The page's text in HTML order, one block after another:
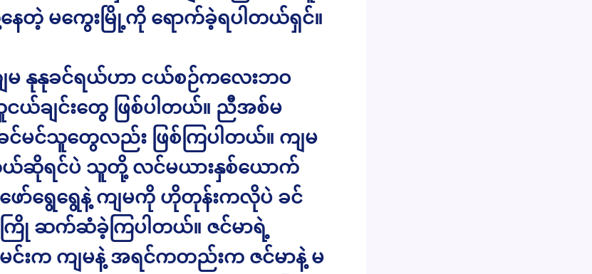
နေတဲ့ မကွေးမြို့ကို ရောက်ခဲ့ရပါတယ်ရှင်။
ျမ နုနုခင်ရယ်ဟာ ငယ်စဉ်ကလေးဘဝ
ချင်းတွေ ဖြစ်ပါတယ်။ ညီအစ်မ
င်မင်သူတွေလည်း ဖြစ်ကြပါတယ်။ ကျမ
ယ်ဆိုရင်ပဲ သူတို့ လင်မယားနှစ်ယောက်
ော်ရွေရွေနဲ့ ကျမကို ဟိုတုန်းကလိုပဲ ခင်
ကြို ဆက်ဆံခဲ့ကြပါတယ်။ ဇင်မာရဲ့
င်းက ကျမနဲ့ အရင်ကတည်းက ဇင်မာနဲ့ မ